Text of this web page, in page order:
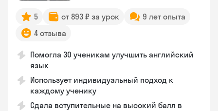
5 от 893 ₽ за урок
9 лет опыта
4 отзыва
Помогла 30 ученикам улучшить английский
язык
Использует индивидуальный подход к
каждому ученику
Сдала вступительные на высокий балл в